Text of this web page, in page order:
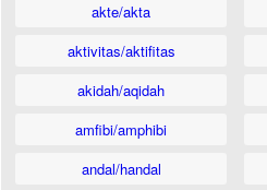
akte/akta
aktivitas/aktifitas
akidah/aqidah
amfibi/amphibi
andal/handal